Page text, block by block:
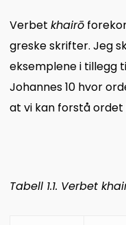
Verbet khairō
greske skrifter. Jeg
eksemplene i tillegg
Johannes 10 hvor
at vi kan forstå ordet
Tabell 1.1. Verbet